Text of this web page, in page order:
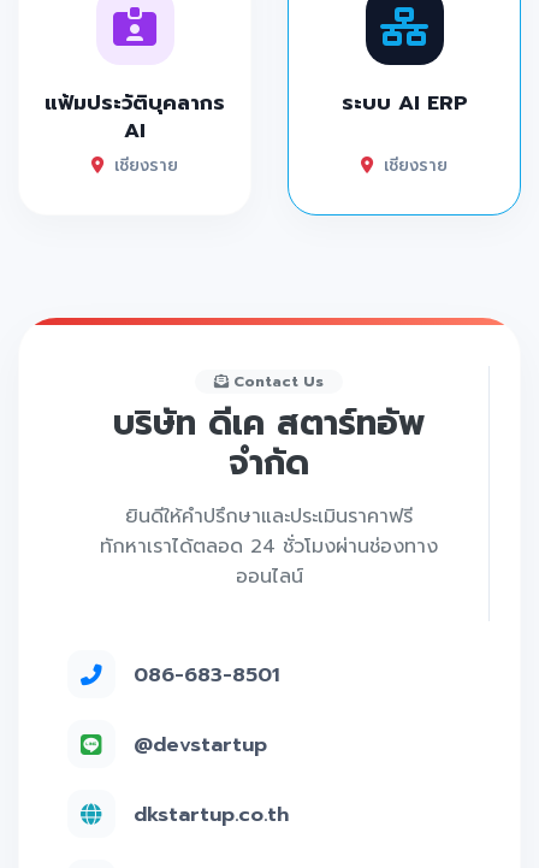
แฟ้มประวัติบุคลากร
AI
เชียงราย
ระบบ AI ERP
เชียงราย
Contact Us
บริษัท ดีเค สตาร์ทอัพ
จำกัด
ยินดีให้คำปรึกษาและประเมินราคาฟรี
ทักหาเราได้ตลอด 24 ชั่วโมงผ่านช่องทาง
ออนไลน์
086-683-8501
@devstartup
dkstartup.co.th